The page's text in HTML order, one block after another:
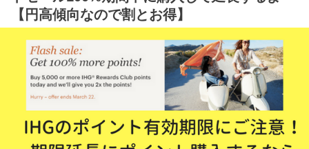
【円高傾向なので割とお得】